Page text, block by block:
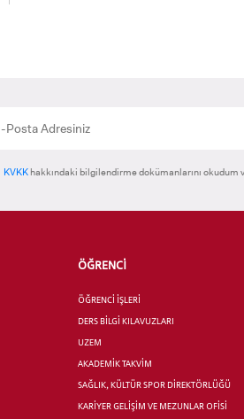
KVKK hakkındaki bilgilendirme dokümanlarını
ÖĞRENCİ
ÖĞRENCİ İŞLERİ
DERS BİLGİ KILAVUZLARI
UZEM
AKADEMİK TAKVİM
SAĞLIK, KÜLTÜR SPOR DİREKTÖRLÜĞÜ
KARİYER GELİŞİM VE MEZUNLAR OFİSİ